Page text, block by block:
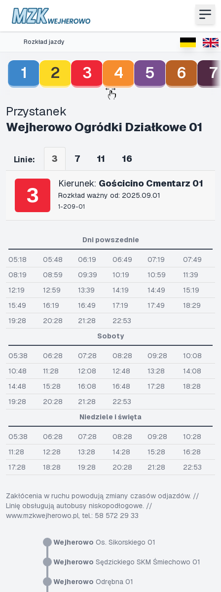
Rozkład jazdy
1 2 3 4 5 6 7
Przystanek
Wejherowo Ogródki Działkowe 01
Linie: 3 7 11 16
3 Kierunek: Gościcino Cmentarz 01
Rozkład ważny od: 2025.09.01
1-209-01
Wejherowo Os. Sikorskiego 01
Wejherowo Sędzickiego SKM Śmiechowo 01
Wejherowo Odrębna 01
Dni powszednie
05:18 05:48 06:19 06:49 07:19
07:49
08:19
08:59 09:39 10:19 10:59
11:39
12:19
12:59 13:39 14:19 14:49
15:19
15:49
16:19 16:49 17:19 17:49
18:29
19:28
20:28 21:28
22:53
Soboty
05:38 06:28 07:28 08:28 09:28
10:08
10:48
11:28 12:08 12:48 13:28
14:08
14:48
15:28 16:08 16:48 17:28
18:28
19:28
20:28 21:28
22:53
Niedziele i święta
05:38 06:28 07:28 08:28 09:28
10:28
11:28
12:28 13:28 14:28 15:28
16:28
17:28
18:28 19:28 20:28 21:28 22:53
Zakłócenia w ruchu powodują zmiany czasów odjazdów. //
Linię obsługują autobusy niskopodłogowe. //
www.mzkwejherowo.pl, tel.: 58 572 29 33